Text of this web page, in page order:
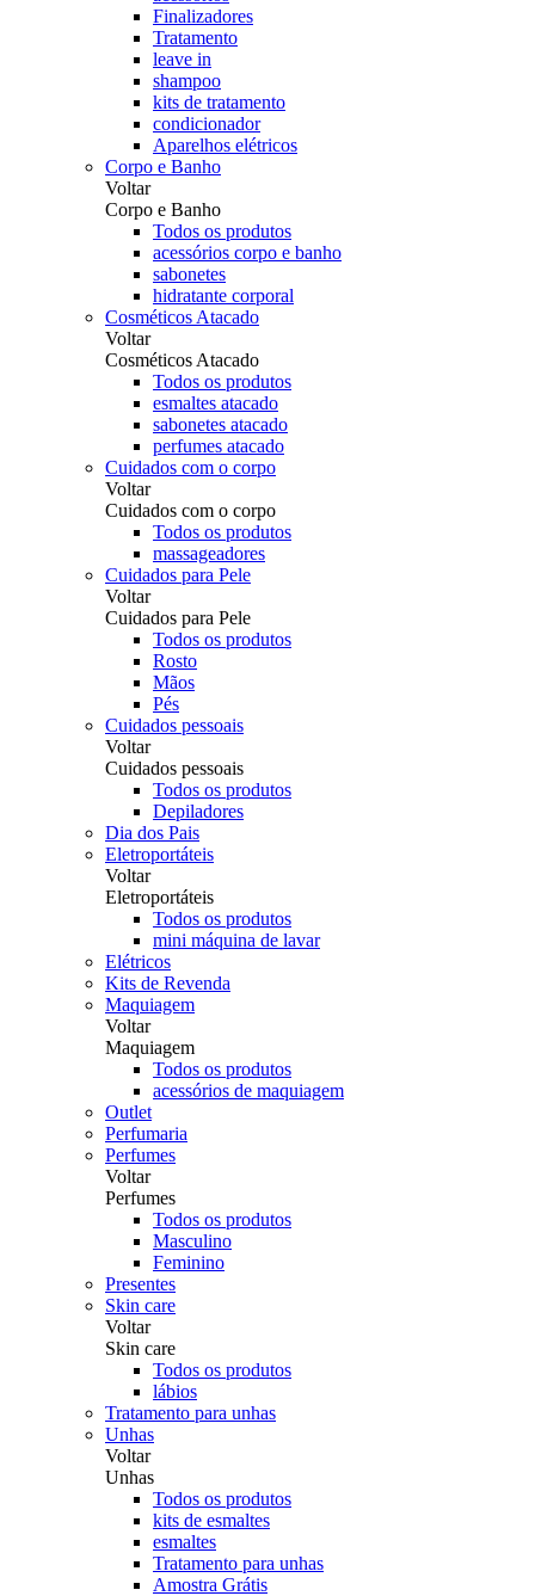
Finalizadores
Tratamento
leave in
shampoo
kits de tratamento
condicionador
Aparelhos elétricos
Corpo e Banho
Voltar
Corpo e Banho
Todos os produtos
acessórios corpo e banho
sabonetes
hidratante corporal
Cosméticos Atacado
Voltar
Cosméticos Atacado
Todos os produtos
esmaltes atacado
sabonetes atacado
perfumes atacado
Cuidados com o corpo
Voltar
Cuidados com o corpo
Todos os produtos
massageadores
Cuidados para Pele
Voltar
Cuidados para Pele
Todos os produtos
Rosto
Mãos
Pés
Cuidados pessoais
Voltar
Cuidados pessoais
Todos os produtos
Depiladores
Dia dos Pais
Eletroportáteis
Voltar
Eletroportáteis
Todos os produtos
mini máquina de lavar
Elétricos
Kits de Revenda
Maquiagem
Voltar
Maquiagem
Todos os produtos
acessórios de maquiagem
Outlet
Perfumaria
Perfumes
Voltar
Perfumes
Todos os produtos
Masculino
Feminino
Presentes
Skin care
Voltar
Skin care
Todos os produtos
lábios
Tratamento para unhas
Unhas
Voltar
Unhas
Todos os produtos
kits de esmaltes
esmaltes
Tratamento para unhas
Amostra Grátis